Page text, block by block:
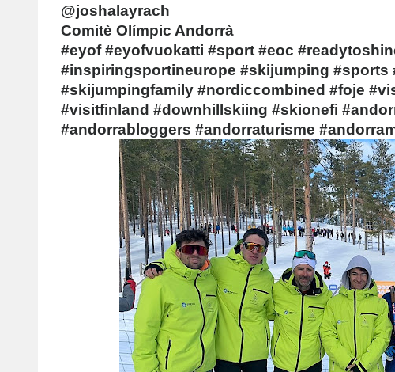
@joshalayrach
Comitè Olímpic Andorrà
#eyof #eyofvuokatti #sport #eoc
#inspiringsportineurope #skijumping #sports
#skijumpingfamily #nordiccombined #foje
#visitfinland #downhillskiing #skionefi
#andorrabloggers #andorraturisme